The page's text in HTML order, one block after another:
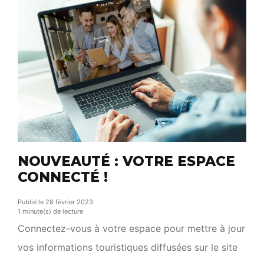
entamer son implantation sur […]
NOUVEAUTÉ : VOTRE ESPACE
CONNECTÉ !
Publié le 28 février 2023
1 minute(s) de lecture
Connectez-vous à votre espace pour mettre à jour
vos informations touristiques diffusées sur le site